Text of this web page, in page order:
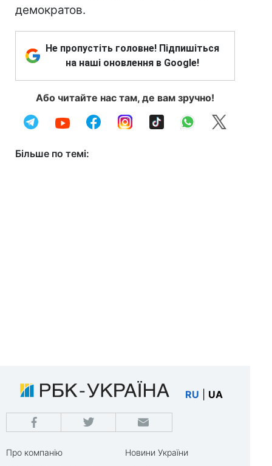
демократов.
Не пропустіть головне! Підпишіться
на наші оновлення в Google!
Або читайте нас там, де вам зручно!
Більше по темі:
RU UA
Про компанію
Новини України